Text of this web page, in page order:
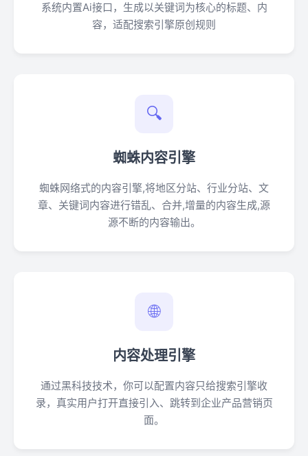
系统内置Ai接口，生成以关键词为核心的标题、内
容，适配搜索引擎原创规则
🔍
蜘蛛内容引擎
蜘蛛网络式的内容引擎,将地区分站、行业分站、文
章、关键词内容进行错乱、合并,增量的内容生成,源
源不断的内容输出。
🌐
内容处理引擎
通过黑科技技术，你可以配置内容只给搜索引擎收
录，真实用户打开直接引入、跳转到企业产品营销页
面。